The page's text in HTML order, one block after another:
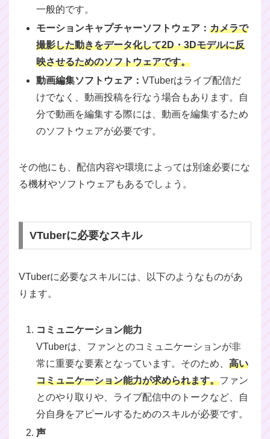
一般的です。
モーションキャプチャーソフトウェア：カメラで
撮影した動きをデータ化して2D・3Dモデルに反
映させるためのソフトウェアです。
動画編集ソフトウェア：VTuberはライブ配信だ
けでなく、動画投稿を行なう場合もあります。自
分で動画を編集する際には、動画を編集するため
のソフトウェアが必要です。
その他にも、配信内容や環境によっては別途必要にな
る機材やソフトウェアもあるでしょう。
VTuberに必要なスキル
VTuberに必要なスキルには、以下のようなものがあ
ります。
コミュニケーション能力
VTuberは、ファンとのコミュニケーションが非
常に重要な要素となっています。そのため、高い
コミュニケーション能力が求められます。ファン
とのやり取りや、ライブ配信中のトークなど、自
分自身をアピールするためのスキルが必要です。
声